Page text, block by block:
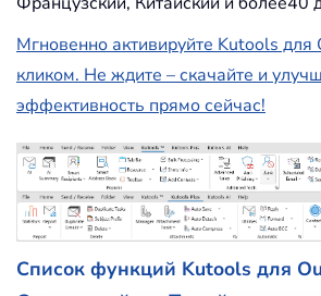
Мгновенно активируйте Kutools
кликом. Не ждите – скачайте и
эффективность прямо сейчас!
Список функций Kutools для